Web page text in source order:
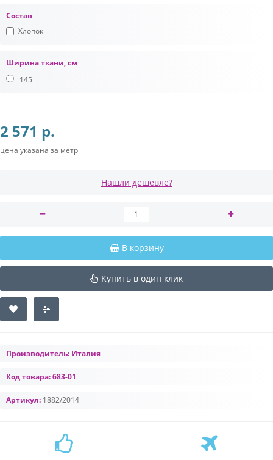
Состав
Хлопок
Ширина ткани, см
145
2 571 р.
цена указана за метр
Нашли дешевле?
В корзину
Купить в один клик
Производитель: Италия
Код товара:683-01
Артикул: 1882/2014